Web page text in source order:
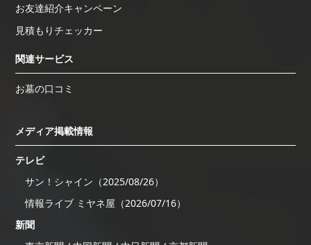
お友達紹介キャンペーン
見積もりチェッカー
関連サービス
お墓の口コミ
メディア掲載情報
テレビ
サン！シャイン（2025/08/26）
情報ライブ ミヤネ屋（2026/07/16）
新聞